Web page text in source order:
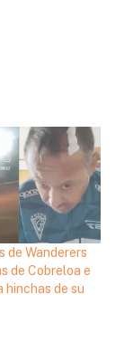
de Wanderers
de Cobreloa e
hinchas de su